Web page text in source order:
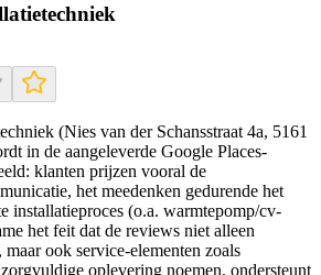
(Nies van der Schansstraat 4a, 5161
in de aangeleverde Google Places-
klanten prijzen vooral de
het meedenken gedurende het
installatieproces (o.a. warmtepomp/cv-
het feit dat de reviews niet alleen
maar ook service-elementen zoals
oplevering noemen, ondersteunt